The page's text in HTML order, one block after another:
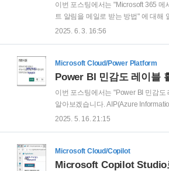
는 것이 매우 중요 합니다. ✅
작 이해기본적으로 Microsoft 365에
작합니다.SharePoint 사이트 생성..
이번 포스팅에서는 "Microsoft 365 메
트 알림을 메일로 받는 방법" 에 대해
365 관리 센터 (https://
대한 개략적인 개요와 이 변경이 사용
및 준비하는 데 도움이 되는 상세 정보
불편할 경우에는 '한국어(으)로 읽기'
할 수 있습니다. 한국어로 변경된 메
를 클릭해보겠습..
2025. 6. 3. 16:56
Microsoft Cloud/Power Platform
Power BI 민감도 레이블
이번 포스팅에서는 "Power BI 민감도
알아보겠습니다. AIP(Azure
이블을 사용하는 기업이 있습니다.
일' 클릭 후 '열기' 를 클릭 합니다. 그
지가 발생 합니다.'연결할 수 없음 - 연
2025. 5. 16. 21:15
Microsoft Cloud/Copilot